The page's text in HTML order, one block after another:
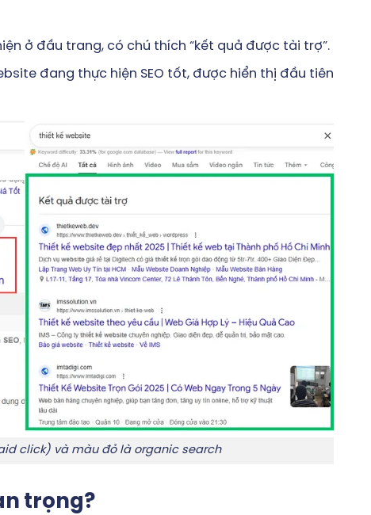
ở đầu trang, có chú thích “kết quả được tài trợ”.
đang thực hiện SEO tốt, được hiển thị đầu tiên
click) và màu đỏ là organic search
trọng?